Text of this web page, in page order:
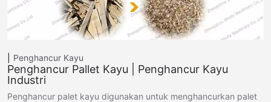
Penghancur Kayu
Penghancur Pallet Kayu | Penghancur Kayu
Industri
Penghancur palet kayu digunakan untuk menghancurkan palet